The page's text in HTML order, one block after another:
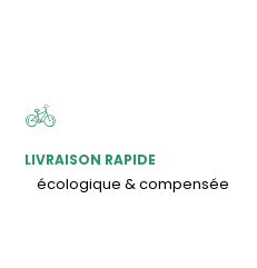
LIVRAISON RAPIDE
écologique & compensée